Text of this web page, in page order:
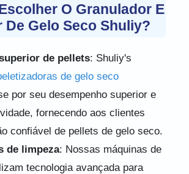
O Granulador E
De Gelo Seco Shuliy?
de pellets: Shuliy's
de gelo seco
por seu desempenho superior e
fornecendo aos clientes
confiável de pellets de gelo seco.
de limpeza: Nossas máquinas de
tecnologia avançada para